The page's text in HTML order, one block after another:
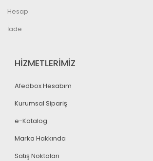
Hesap
İade
HİZMETLERİMİZ
Afedbox Hesabım
Kurumsal Sipariş
e-Katalog
Marka Hakkında
Satış Noktaları